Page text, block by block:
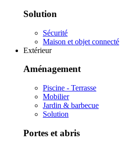
Solution
Sécurité
Maison et objet connecté
Extérieur
Aménagement
Piscine - Terrasse
Mobilier
Jardin & barbecue
Solution
Portes et abris